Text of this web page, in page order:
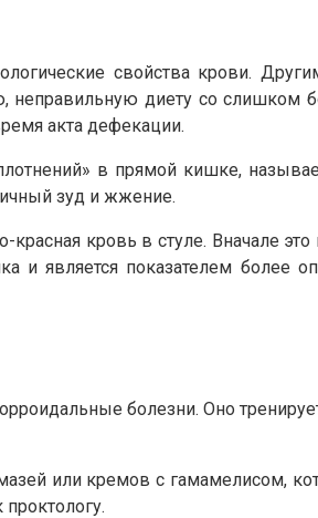
свойства крови.
неправильную диету со
акта дефекации.
в прямой кишке,
зуд и жжение.
кровь в стуле. Вначале
является показателем более
болезни. Оно
или кремов с гамамелисом,